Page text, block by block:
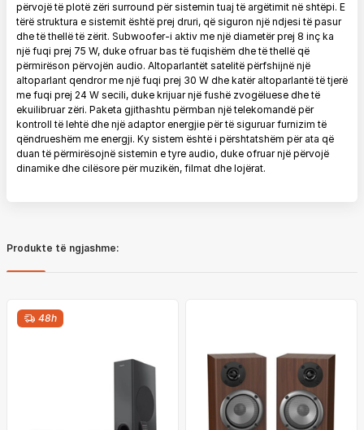
përvojë të plotë zëri surround për sistemin tuaj të argëtimit në shtëpi. E
tërë struktura e sistemit është prej druri, që siguron një ndjesi të pasur
dhe të thellë të zërit. Subwoofer-i aktiv me një diametër prej 8 inç ka
një fuqi prej 75 W, duke ofruar bas të fuqishëm dhe të thellë që
përmirëson përvojën audio. Altoparlantët satelitë përfshijnë një
altoparlant qendror me një fuqi prej 30 W dhe katër altoparlantë të tjerë
me fuqi prej 24 W secili, duke krijuar një fushë zvogëluese dhe të
ekuilibruar zëri. Paketa gjithashtu përmban një telekomandë për
kontroll të lehtë dhe një adaptor energjie për të siguruar furnizim të
qëndrueshëm me energji. Ky sistem është i përshtatshëm për ata që
duan të përmirësojnë sistemin e tyre audio, duke ofruar një përvojë
dinamike dhe cilësore për muzikën, filmat dhe lojërat.
Produkte të ngjashme:
48h